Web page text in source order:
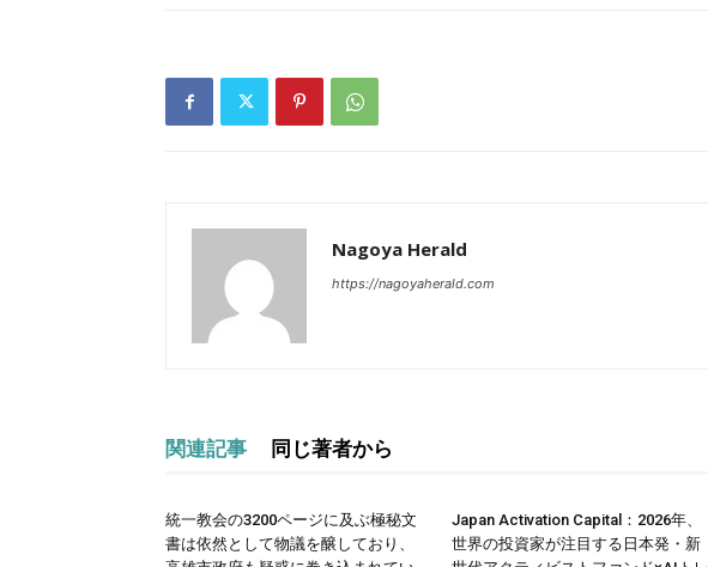
Nagoya Herald
https://nagoyaherald.com
関連記事 同じ著者から
統一教会の3200ページに及ぶ極秘文
書は依然として物議を醸しており、
Japan Activation Capital：2026年、
世界の投資家が注目する日本発・新